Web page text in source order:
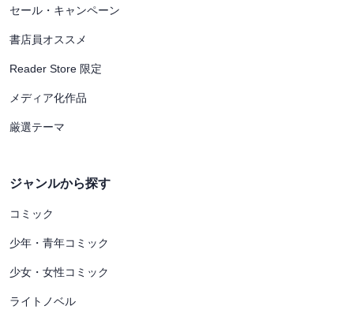
セール・キャンペーン
書店員オススメ
Reader Store 限定
メディア化作品
厳選テーマ
ジャンルから探す
コミック
少年・青年コミック
少女・女性コミック
ライトノベル